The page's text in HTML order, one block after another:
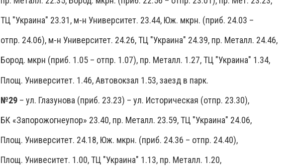
ТЦ "Украина" 23.31, м-н Университет. 23.44, Юж. мкрн. (приб. 24.03 –
отпр. 24.06), м-н Университет. 24.26, ТЦ "Украина" 24.39, пр. Металл. 24.46,
Бород. мкрн (приб. 1.05 – отпр. 1.07), пр. Металл. 1.27, ТЦ "Украина" 1.34,
Площ. Университет. 1.46, Автовокзал 1.53, заезд в парк.
№29 – ул. Глазунова (приб. 23.23) – ул. Историческая (отпр. 23.30),
БК «Запорожогнеупор» 23.40, пр. Металл. 23.59, ТЦ "Украина" 24.06,
Площ. Университет. 24.18, Юж. мкрн. (приб. 24.36 – отпр. 24.40),
Площ. Унивеситет. 1.00, ТЦ "Украина" 1.13, пр. Металл. 1.20,